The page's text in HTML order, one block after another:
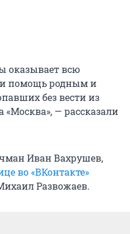
оказывает всю
помощь родным и
без вести из
«Москва», — рассказали
Иван Вахрушев,
во «ВКонтакте»
Развожаев.